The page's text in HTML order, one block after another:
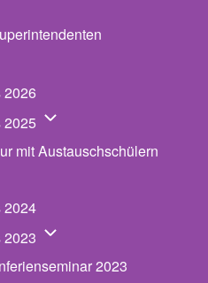
Berichte
2026
2025 Unternavigation von
mit Austauschschülern
2024
2023 Unternavigation von
2023